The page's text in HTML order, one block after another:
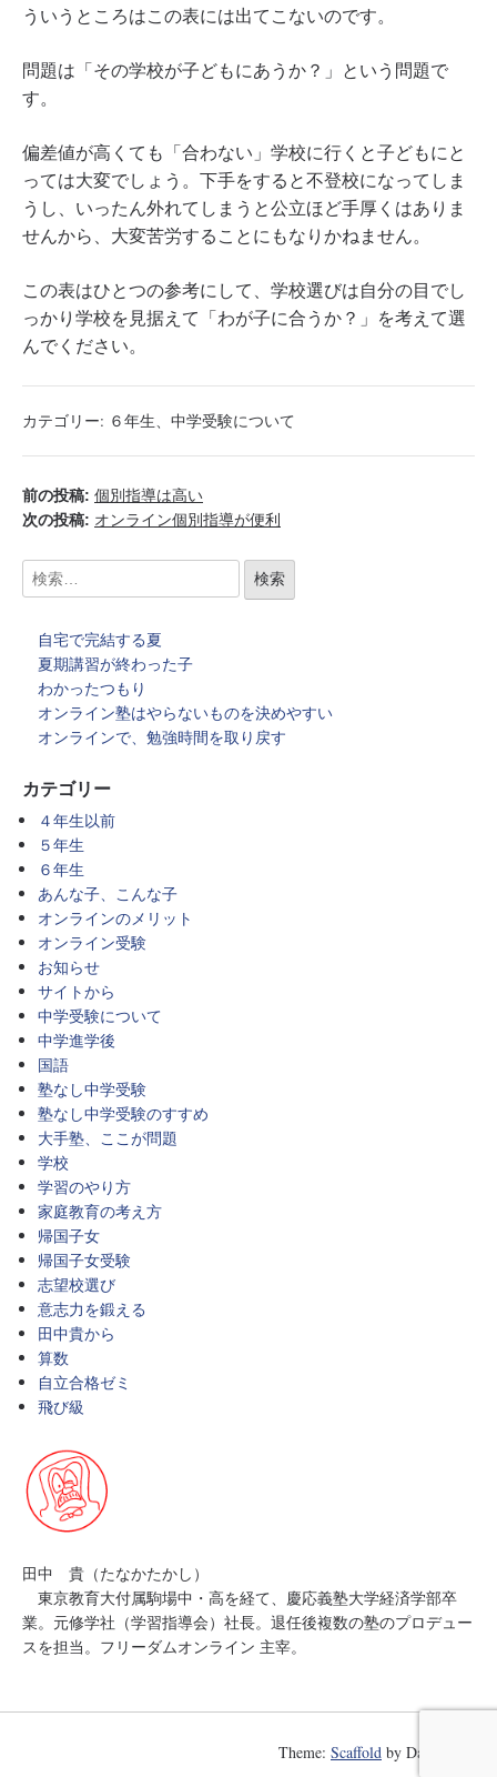
ういうところはこの表には出てこないのです。
問題は「その学校が子どもにあうか？」という問題で
す。
偏差値が高くても「合わない」学校に行くと子どもにと
っては大変でしょう。下手をすると不登校になってしま
うし、いったん外れてしまうと公立ほど手厚くはありま
せんから、大変苦労することにもなりかねません。
この表はひとつの参考にして、学校選びは自分の目でし
っかり学校を見据えて「わが子に合うか？」を考えて選
んでください。
カテゴリー: ６年生、 中学受験について
前の投稿: 個別指導は高い
次の投稿: オンライン個別指導が便利
自宅で完結する夏
夏期講習が終わった子
わかったつもり
オンライン塾はやらないものを決めやすい
オンラインで、勉強時間を取り戻す
カテゴリー
４年生以前
５年生
６年生
あんな子、こんな子
オンラインのメリット
オンライン受験
お知らせ
サイトから
中学受験について
中学進学後
国語
塾なし中学受験
塾なし中学受験のすすめ
大手塾、ここが問題
学校
学習のやり方
家庭教育の考え方
帰国子女
帰国子女受験
志望校選び
意志力を鍛える
田中貴から
算数
自立合格ゼミ
飛び級
田中 貴（たなかたかし）
東京教育大付属駒場中・高を経て、慶応義塾大学経済学部卒
業。元修学社（学習指導会）社長。退任後複数の塾のプロデュー
スを担当。フリーダムオンライン 主宰。
Theme: Scaffold by Danny Cooper